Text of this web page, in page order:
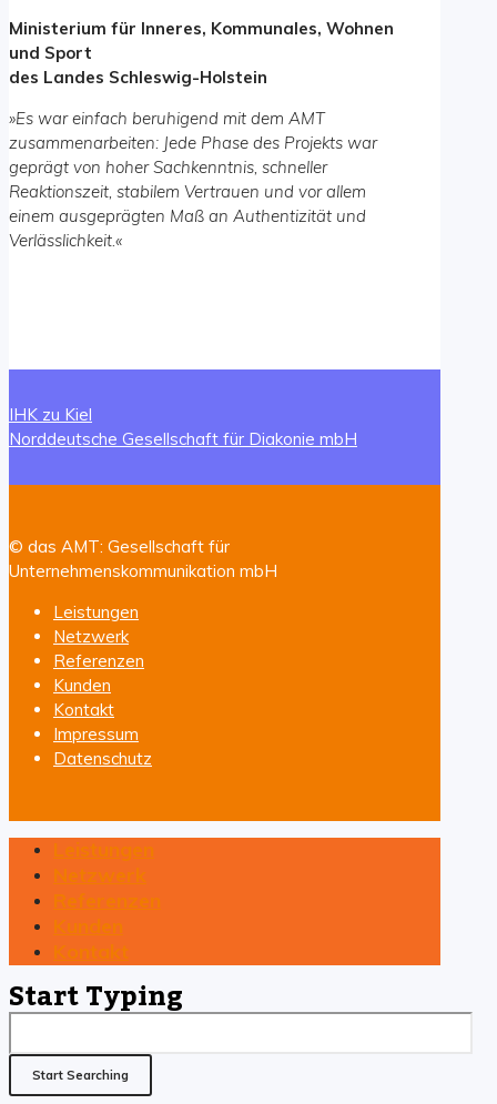
Ministerium für Inneres, Kommunales, Wohnen
und Sport
des Landes Schleswig-Holstein
»Es war einfach beruhigend mit dem AMT
zusammenarbeiten: Jede Phase des Projekts war
geprägt von hoher Sachkenntnis, schneller
Reaktionszeit, stabilem Vertrauen und vor allem
einem ausgeprägten Maß an Authentizität und
Verlässlichkeit.«
IHK zu Kiel
Norddeutsche Gesellschaft für Diakonie mbH
© das AMT: Gesellschaft für
Unternehmenskommunikation mbH
Leistungen
Netzwerk
Referenzen
Kunden
Kontakt
Impressum
Datenschutz
Leistungen
Netzwerk
Referenzen
Kunden
Kontakt
Start Typing